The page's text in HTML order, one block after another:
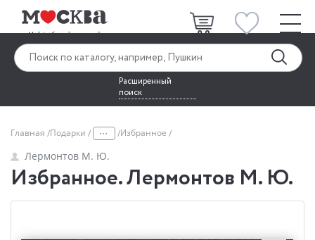
Расширенный
поиск
Главная Подарки ... Избранное
Лермонтов М. Ю.
Избранное. Лермонтов М. Ю.